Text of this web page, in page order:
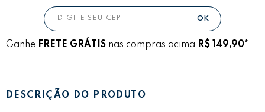
Ganhe FRETE GRÁTIS nas compras acima R$ 149,90*
DESCRIÇÃO DO PRODUTO